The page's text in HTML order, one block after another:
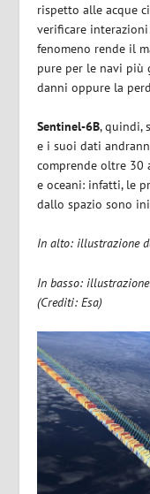
rispetto alle acque
verificare
fenomeno rende il
pure per le navi più
danni oppure la
Sentinel-6B, quindi,
e i suoi dati
comprende oltre
e oceani: infatti, le
dallo spazio sono
In alto: illustrazione
In basso:
(Crediti: Esa)